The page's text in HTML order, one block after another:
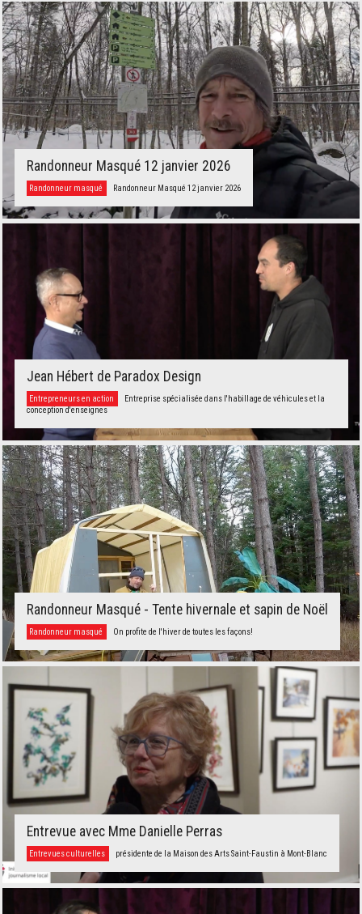
Randonneur Masqué 12 janvier 2026
Randonneur masqué Randonneur Masqué 12 janvier 2026
Jean Hébert de Paradox Design
Entrepreneurs en action
Entreprise spécialisée dans l'habillage de véhicules et la
conception d'enseignes
Randonneur Masqué - Tente hivernale et sapin de Noël
Randonneur masqué On profite de l'hiver de toutes les façons!
Entrevue avec Mme Danielle Perras
Entrevues culturelles présidente de la Maison des Arts Saint-Faustin à Mont-Blanc